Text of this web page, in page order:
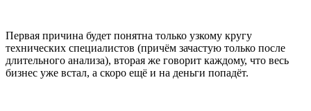
Первая причина будет понятна только узкому кругу
технических специалистов (причём зачастую только после
длительного анализа), вторая же говорит каждому, что весь
бизнес уже встал, а скоро ещё и на деньги попадёт.